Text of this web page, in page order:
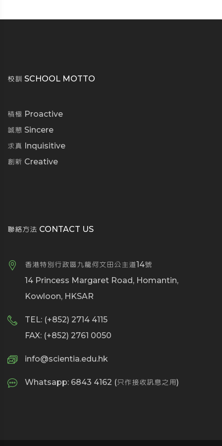
校訓 SCHOOL MOTTO
積極 Proactive
誠懇 Sincere
求真 Inquisitive
創新 Creative
聯絡方法 CONTACT US
香港特別行政區九龍何文田公主道14號
14 Princess Margaret Road, Homantin,
Kowloon, HKSAR
TEL: (+852) 2714 4115
FAX: (+852) 2761 0050
info@scientia.edu.hk
Whatsapp: 6843 4162 (只作接收訊息之用)